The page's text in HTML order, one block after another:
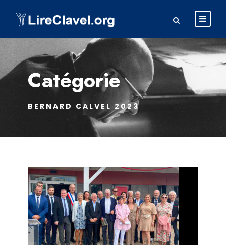
Catégorie
BERNARD CALVEL 2023